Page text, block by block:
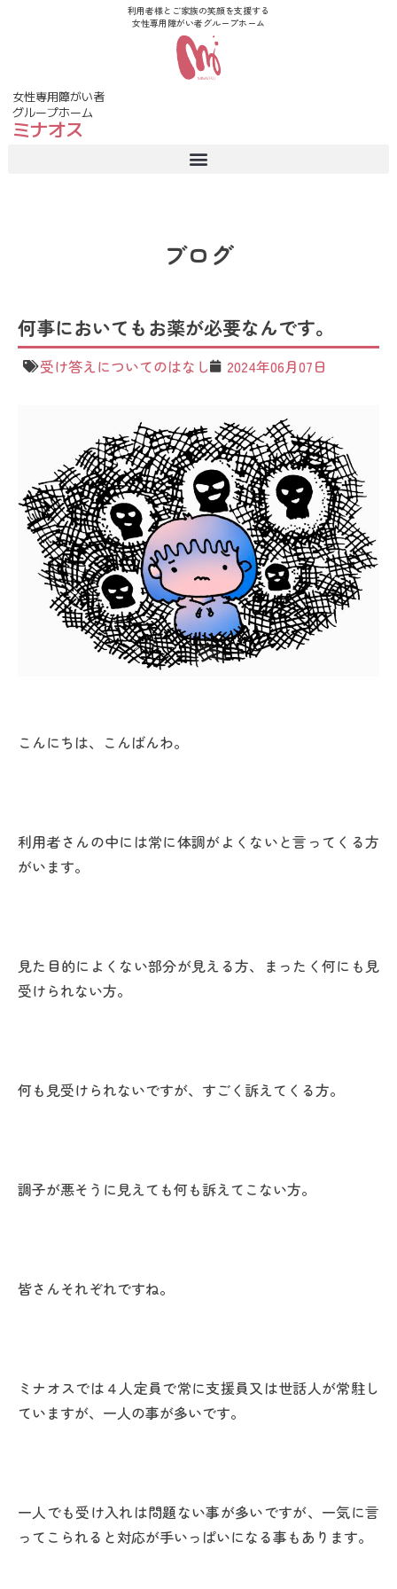
利用者様とご家族の笑顔を支援する
女性専用障がい者グループホーム
女性専用障がい者
グループホーム
ミナオス
ブログ
何事においてもお薬が必要なんです。
受け答えについてのはなし 2024年06月07日
こんにちは、こんばんわ。
利用者さんの中には常に体調がよくないと言ってくる方
がいます。
見た目的によくない部分が見える方、まったく何にも見
受けられない方。
何も見受けられないですが、すごく訴えてくる方。
調子が悪そうに見えても何も訴えてこない方。
皆さんそれぞれですね。
ミナオスでは４人定員で常に支援員又は世話人が常駐し
ていますが、一人の事が多いです。
一人でも受け入れは問題ない事が多いですが、一気に言
ってこられると対応が手いっぱいになる事もあります。